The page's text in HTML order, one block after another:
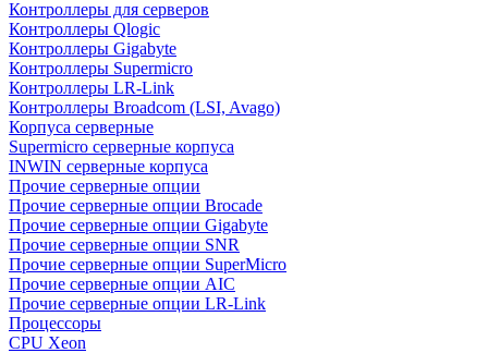
Контроллеры для серверов
Контроллеры Qlogic
Контроллеры Gigabyte
Контроллеры Supermicro
Контроллеры LR-Link
Контроллеры Broadcom (LSI, Avago)
Корпуса серверные
Supermicro серверные корпуса
INWIN серверные корпуса
Прочие серверные опции
Прочие серверные опции Brocade
Прочие серверные опции Gigabyte
Прочие серверные опции SNR
Прочие серверные опции SuperMicro
Прочие серверные опции AIC
Прочие серверные опции LR-Link
Процессоры
CPU Xeon